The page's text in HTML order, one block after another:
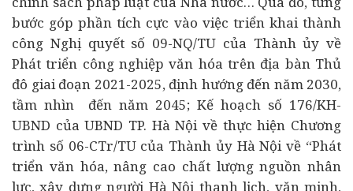
bước góp phần tích cực vào việc triển khai thành
công Nghị quyết số 09-NQ/TU của Thành ủy về
Phát triển công nghiệp văn hóa trên địa bàn Thủ
đô giai đoạn 2021-2025, định hướng đến năm 2030,
tầm nhìn đến năm 2045; Kế hoạch số 176/KH-
UBND của UBND TP. Hà Nội về thực hiện Chương
trình số 06-CTr/TU của Thành ủy Hà Nội về “Phát
triển văn hóa, nâng cao chất lượng nguồn nhân
lực, xây dựng người Hà Nội thanh lịch, văn minh,